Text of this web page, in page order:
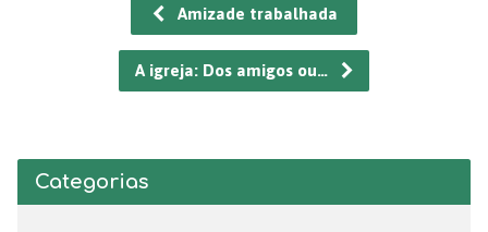
Amizade trabalhada
A igreja: Dos amigos ou…
Categorias